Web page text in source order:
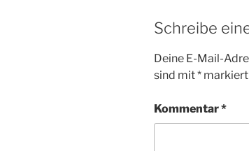
Schreibe
Deine E-Mail-
sind mit* markiert
Kommentar*